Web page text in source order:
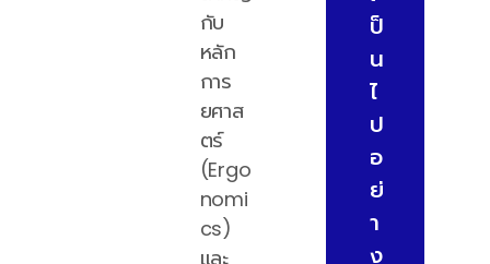
กับ
หลัก
การ
ยศาส
ตร์
(Ergo
nomi
cs)
และ
ป็
น
ไ
ป
อ
ย่
า
ง